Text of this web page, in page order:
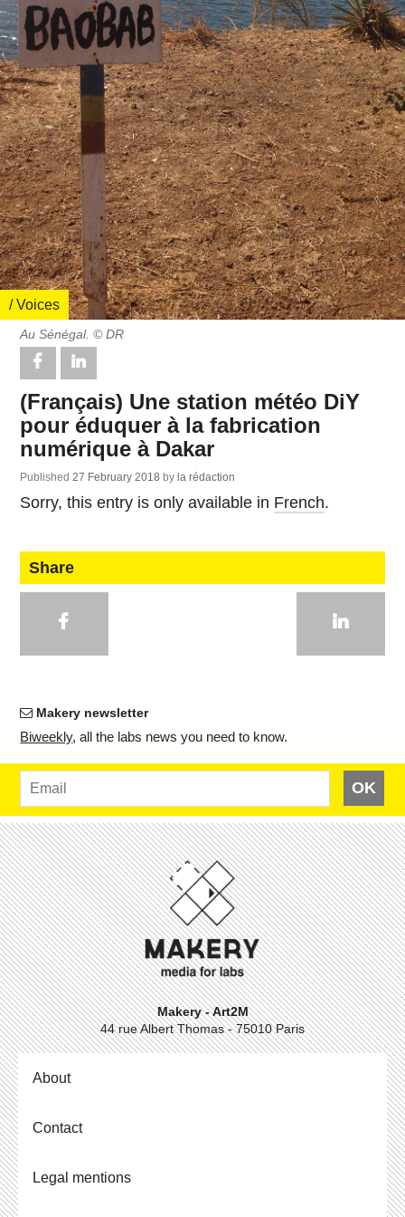
/ Voices
Au Sénégal. © DR
(Français) Une station météo DiY
pour éduquer à la fabrication
numérique à Dakar
Published 27 February 2018byla rédaction
Sorry, this entry is only available in French.
Share
Makery newsletter
Bi­weekly, all the labs news you need to know.
OK
Makery - Art2M
44 rue Albert Thomas - 75010 Paris
About
Contact
Legal mentions